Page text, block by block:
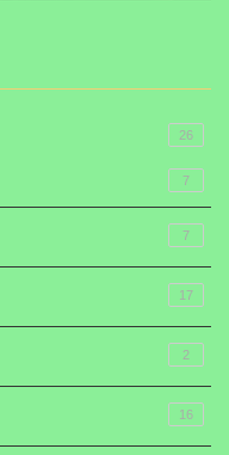
26
7
7
17
2
16